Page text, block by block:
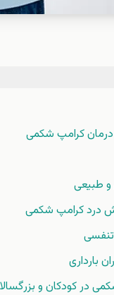
کرامپ شکمی
و طبیعی
درد کرامپ شکمی
بارداری
در کودکان و